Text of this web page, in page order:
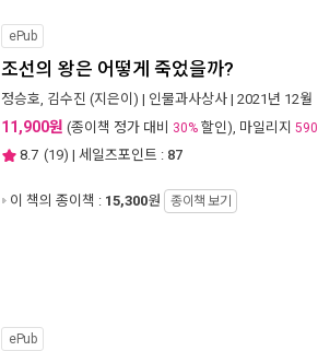
ePub
조선의 왕은 어떻게 죽었을까?
정승호, 김수진 (지은이) | 인물과사상사 | 2021년 12월
11,900원 (종이책 정가 대비 30% 할인), 마일리지 590
8.7 (19) | 세일즈포인트 : 87
이 책의 종이책 : 15,300원 종이책 보기
ePub